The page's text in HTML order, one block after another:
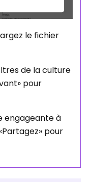
le fichier
de la culture
pour
engageante à
pour